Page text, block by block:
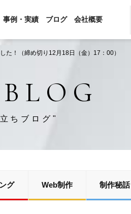
事例・実績 ブログ 会社概要
！（締め切り12月18日（金）17：00）
ちブログ"
グ Web制作 制作秘話